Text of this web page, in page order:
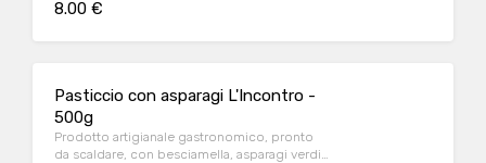
formaggio grattugiato.
8.00 €
Pasticcio con asparagi L'Incontro -
500g
Prodotto artigianale gastronomico, pronto
da scaldare, con besciamella, asparagi verdi,